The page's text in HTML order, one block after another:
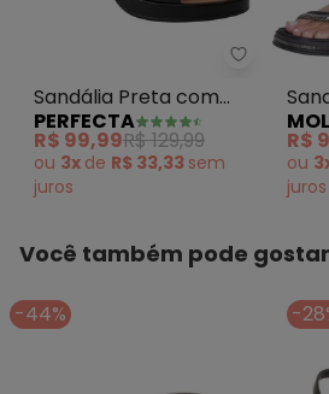
Perfecta
Sandália Preta com
Fechamento em Zíper
PERFECTA
R$ 99,99R$ 129,99
ou 3x de R$ 33,33 sem
juros
R$
ou
juros
Você também pode gostar
-44% -